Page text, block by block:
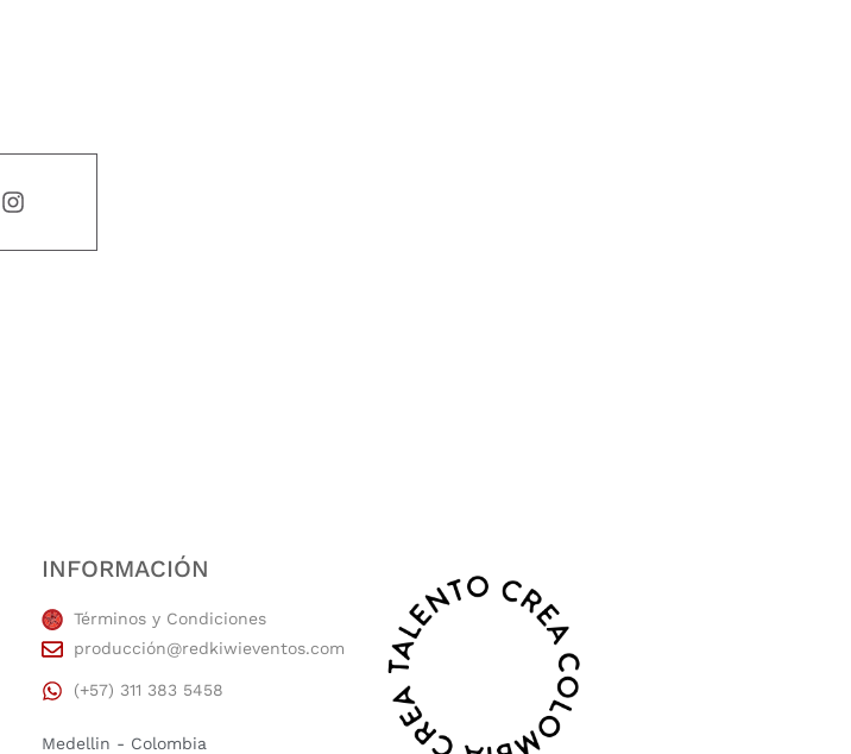
INFORMACIÓN
Términos y Condiciones
producción@redkiwieventos.com
(+57) 311 383 5458
Medellin - Colombia